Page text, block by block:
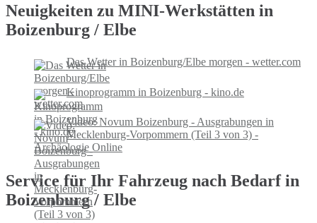
Neuigkeiten zu MINI-Werkstätten in
Boizenburg / Elbe
Das Wetter in Boizenburg/Elbe morgen - wetter.com
Kinoprogramm in Boizenburg - kino.de
Video: Novum Boizenburg - Ausgrabungen in
Mecklenburg-Vorpommern (Teil 3 von 3) -
Archäologie Online
Service für Ihr Fahrzeug nach Bedarf in
Boizenburg / Elbe